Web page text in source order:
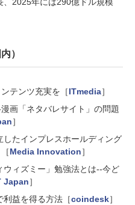
）
テンツ充実を［ITmedia］
画「ネタバレサイト」の問題
］
したインプレスホールディング
Media Innovation］
ィズミー」勉強法とは--今ど
Japan］
利益を得る方法［coindesk］